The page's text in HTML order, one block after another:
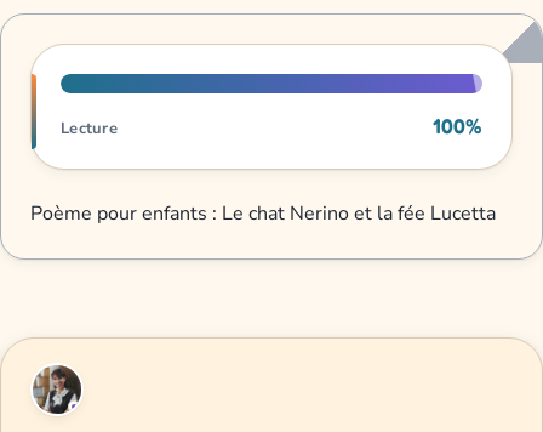
Progression de lecture
Lecture 100%
Poème pour enfants : Le chat Nerino et la fée Lucetta